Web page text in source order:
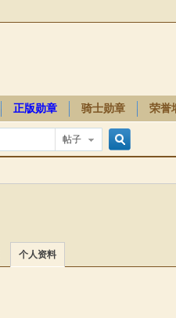
正版勋章 骑士勋章 荣誉
帖子
个人资料